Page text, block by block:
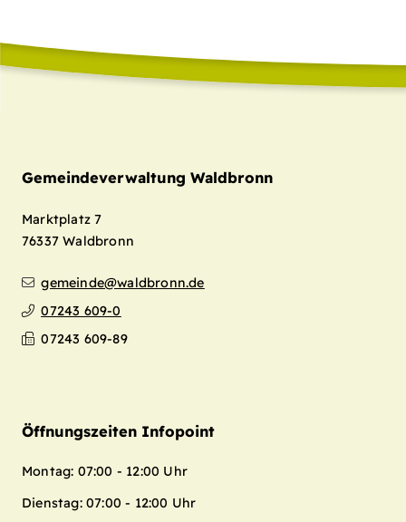
Gemeindeverwaltung Waldbronn
Marktplatz 7
76337 Waldbronn
gemeinde@waldbronn.de
07243 609-0
07243 609-89
Öffnungszeiten Infopoint
Montag: 07:00 - 12:00 Uhr
Dienstag: 07:00 - 12:00 Uhr